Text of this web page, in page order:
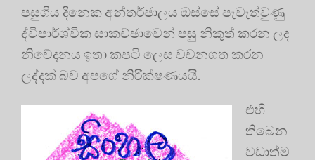
පසුගිය දිනෙක අන්තර්ජාලය ඔස්සේ පැවැත්වුණු
ද්විපාර්ශ්වික සාකච්ඡාවෙන් පසු නිකුත් කරන ලද
නිවේදනය ඉතා කපටි ලෙස වචනගත කරන
ලද්දක් බව අපගේ නිරීක්ෂණයයි.
එහි
තිබෙන
වඩාත්ම